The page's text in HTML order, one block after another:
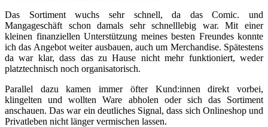
Das Sortiment wuchs sehr schnell, da das Comic. und
Mangageschäft schon damals sehr schnelllebig war. Mit einer
kleinen finanziellen Unterstützung meines besten Freundes konnte
ich das Angebot weiter ausbauen, auch um Merchandise. Spätestens
da war klar, dass das zu Hause nicht mehr funktioniert, weder
platztechnisch noch organisatorisch.
Parallel dazu kamen immer öfter Kund:innen direkt vorbei,
klingelten und wollten Ware abholen oder sich das Sortiment
anschauen. Das war ein deutliches Signal, dass sich Onlineshop und
Privatleben nicht länger vermischen lassen.